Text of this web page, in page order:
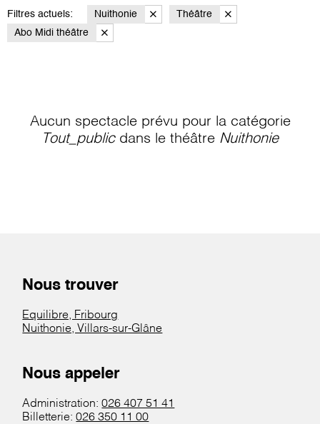
Filtres actuels: Nuithonie
Théâtre
Abo Midi théâtre
Aucun spectacle prévu pour la catégorie
Tout_publicdans le théâtre Nuithonie
Nous trouver
Equilibre, Fribourg
Nuithonie, Villars-sur-Glâne
Nous appeler
Administration:026 407 51 41
Billetterie:026 350 11 00